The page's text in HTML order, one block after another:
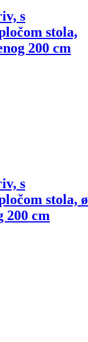
s
stola,
200 cm
s
stola, ø
200 cm